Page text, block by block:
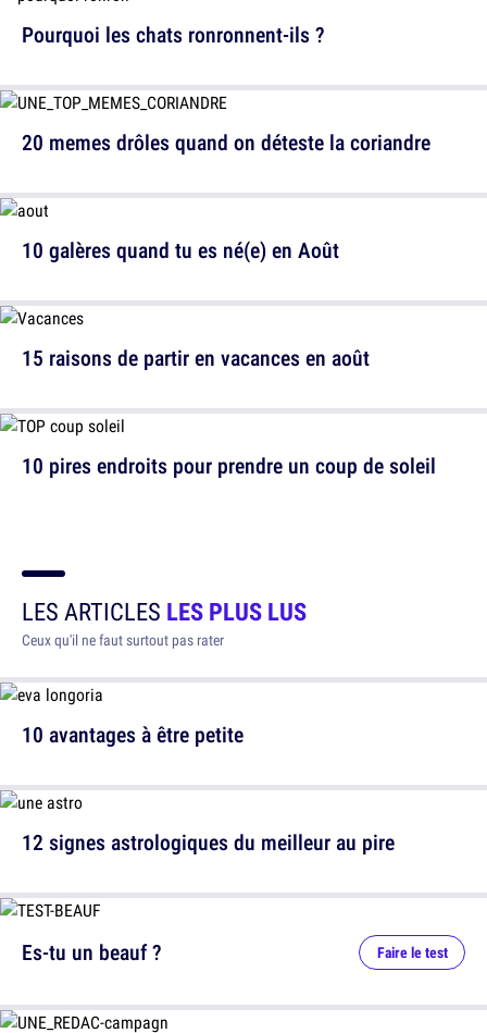
20 memes drôles quand on déteste la coriandre
15 raisons de partir en vacances en août
Pourquoi les chats ronronnent-ils ?
10 galères quand tu es né(e) en Août
10 pires endroits pour prendre un coup de soleil
LES ARTICLES LES PLUS LUS
Ceux qu'il ne faut surtout pas rater
10 avantages à être petite
12 signes astrologiques du meilleur au pire
Es-tu un beauf ? Faire le test